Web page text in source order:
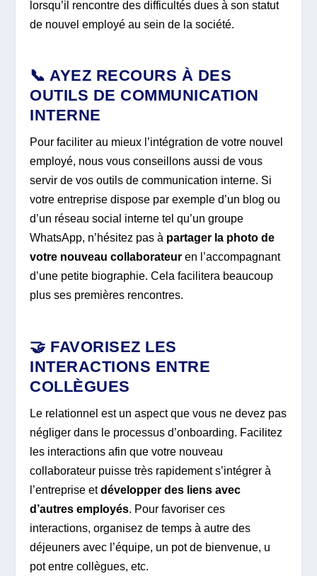
lorsqu’il rencontre des difficultés dues à son statut
de nouvel employé au sein de la société.
📞 AYEZ RECOURS À DES
OUTILS DE COMMUNICATION
INTERNE
Pour faciliter au mieux l’intégration de votre nouvel
employé, nous vous conseillons aussi de vous
servir de vos outils de communication interne. Si
votre entreprise dispose par exemple d’un blog ou
d’un réseau social interne tel qu’un groupe
WhatsApp, n’hésitez pas à partager la photo de
votre nouveau collaborateur en l’accompagnant
d’une petite biographie. Cela facilitera beaucoup
plus ses premières rencontres.
🤝 FAVORISEZ LES
INTERACTIONS ENTRE
COLLÈGUES
Le relationnel est un aspect que vous ne devez pas
négliger dans le processus d’onboarding. Facilitez
les interactions afin que votre nouveau
collaborateur puisse très rapidement s’intégrer à
l’entreprise etdévelopper des liens avec
d’autres employés. Pour favoriser ces
interactions, organisez de temps à autre des
déjeuners avec l’équipe, un pot de bienvenue, u
pot entre collègues, etc.